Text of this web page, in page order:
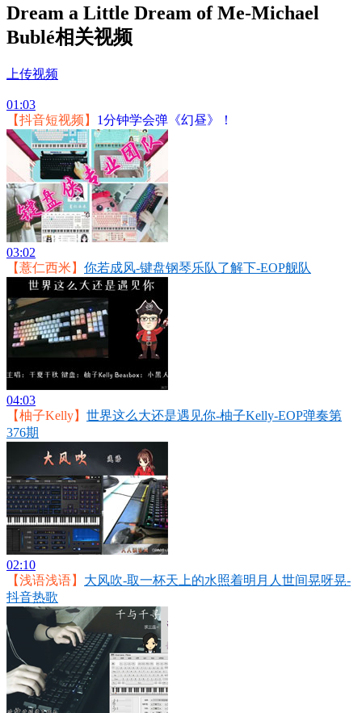
Dream a Little Dream of Me-Michael
Bublé相关视频
上传视频
01:03
【抖音短视频】 1分钟学会弹《幻昼》！
03:02
【薏仁西米】 你若成风-键盘钢琴乐队了解下-EOP舰队
04:03
【柚子Kelly】 世界这么大还是遇见你-柚子Kelly-EOP弹奏第
376期
02:10
【浅语浅语】 大风吹-取一杯天上的水照着明月人世间晃呀晃-
抖音热歌